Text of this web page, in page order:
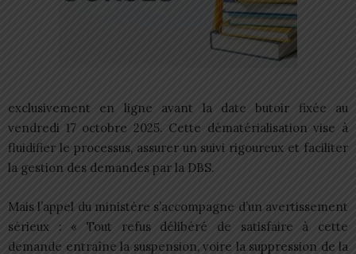
exclusivement en ligne avant la date butoir fixée au
vendredi 17 octobre 2025. Cette dématérialisation vise à
fluidifier le processus, assurer un suivi rigoureux et faciliter
la gestion des demandes par la DBS.
Mais l’appel du ministère s’accompagne d’un avertissement
sérieux : « Tout refus délibéré de satisfaire à cette
demande entraîne la suspension, voire la suppression de la